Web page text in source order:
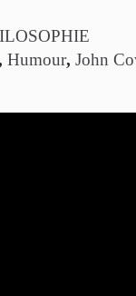
Humour, John